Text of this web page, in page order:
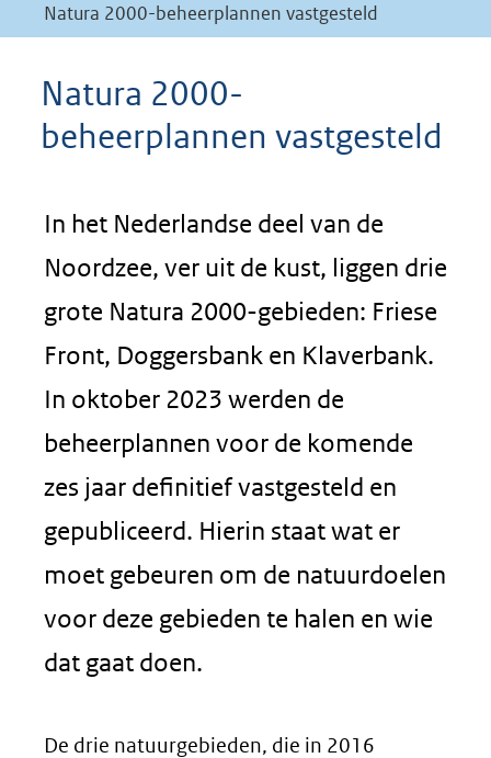
Natura 2000-beheerplannen vastgesteld
Natura 2000-
beheerplannen vastgesteld
In het Nederlandse deel van de
Noordzee, ver uit de kust, liggen drie
grote Natura 2000-gebieden: Friese
Front, Doggersbank en Klaverbank.
In oktober 2023 werden de
beheerplannen voor de komende
zes jaar definitief vastgesteld en
gepubliceerd. Hierin staat wat er
moet gebeuren om de natuurdoelen
voor deze gebieden te halen en wie
dat gaat doen.
De drie natuurgebieden, die in 2016